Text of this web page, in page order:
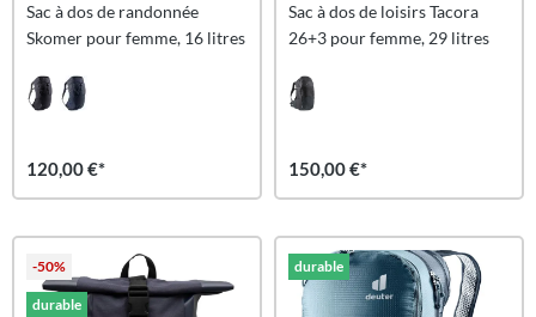
Sac à dos de randonnée
Skomer pour femme, 16 litres
120,00 €*
Sac à dos de loisirs Tacora
26+3 pour femme, 29 litres
150,00 €*
-50%
durable
durable